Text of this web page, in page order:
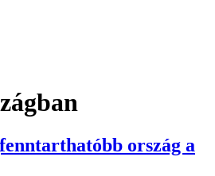
ország a